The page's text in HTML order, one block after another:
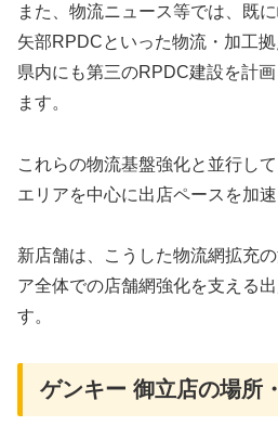
また、物流ニュース等では、既
矢部RPDCといった物流・加工
県内にも第三のRPDC建設を計
ます。
これらの物流基盤強化と並行し
エリアを中心に出店ペースを加速
新店舗は、こうした物流網拡充
ア全体での店舗網強化を支える
す。
ゲンキー 御立店の場所